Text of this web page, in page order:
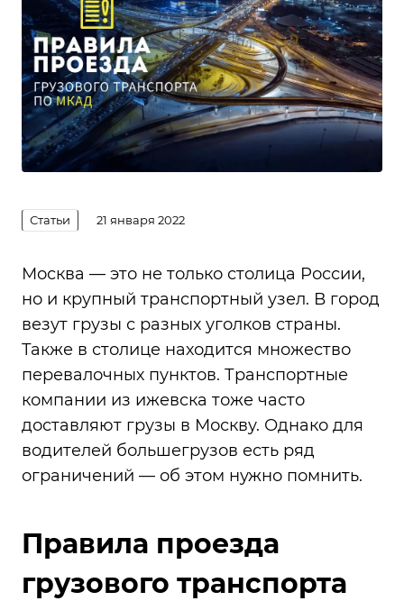
Статьи 21 января 2022
Москва — это не только столица России,
но и крупный транспортный узел. В город
везут грузы с разных уголков страны.
Также в столице находится множество
перевалочных пунктов. Транспортные
компании из ижевска тоже часто
доставляют грузы в Москву. Однако для
водителей большегрузов есть ряд
ограничений — об этом нужно помнить.
Правила проезда
грузового транспорта